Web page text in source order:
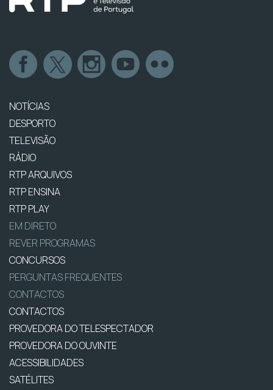
NOTÍCIAS
DESPORTO
TELEVISÃO
RÁDIO
RTP ARQUIVOS
RTP ENSINA
RTP PLAY
EM DIRETO
REVER PROGRAMAS
CONCURSOS
PERGUNTAS FREQUENTES
CONTACTOS
CONTACTOS
PROVEDORA DO TELESPECTADOR
PROVEDORA DO OUVINTE
ACESSIBILIDADES
SATÉLITES